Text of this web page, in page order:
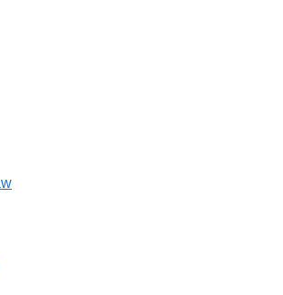
Co Id
Perlengkapan Olahraga Yang